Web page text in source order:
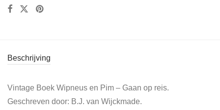
Beschrijving
Vintage Boek Wipneus en Pim – Gaan op reis.
Geschreven door: B.J. van Wijckmade.